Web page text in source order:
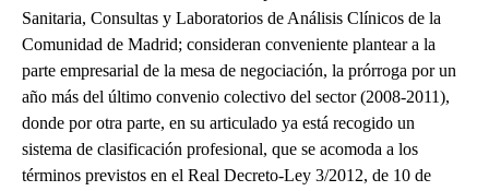
Sanitaria, Consultas y Laboratorios de Análisis Clínicos de la
Comunidad de Madrid; consideran conveniente plantear a la
parte empresarial de la mesa de negociación, la prórroga por un
año más del último convenio colectivo del sector (2008-2011),
donde por otra parte, en su articulado ya está recogido un
sistema de clasificación profesional, que se acomoda a los
términos previstos en el Real Decreto-Ley 3/2012, de 10 de